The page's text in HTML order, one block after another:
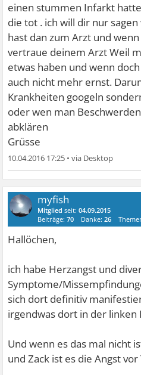
einen stummen Infarkt
die tot . ich will dir nur
hast dan zum Arzt und
vertraue deinem Arzt Weil
etwas haben und wenn
auch nicht mehr ernst.
Krankheiten googeln
oder wen man
abklären
Grüsse
10.04.2016 17:25 •
myfish
Mitglied seit:04.09.2015
Beiträge:70 Danke:26
Hallöchen,
ich habe Herzangst und
Symptome/
sich dort definitiv
irgendwas dort in der linken
Und wenn es das mal nicht
und Zack ist es die Angst